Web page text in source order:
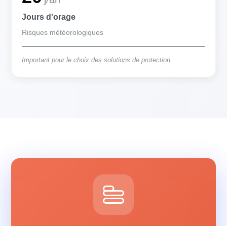
Jours d'orage
Risques météorologiques
Important pour le choix des solutions de protection